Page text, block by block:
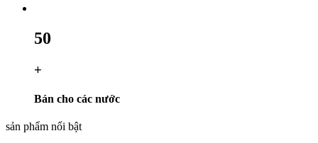
50
+
Bán cho các nước
sản phẩm nổi bật